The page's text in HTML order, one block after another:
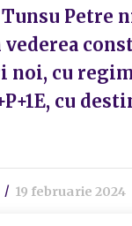
Petre
vederea
noi, cu
cu
19 februarie 2024